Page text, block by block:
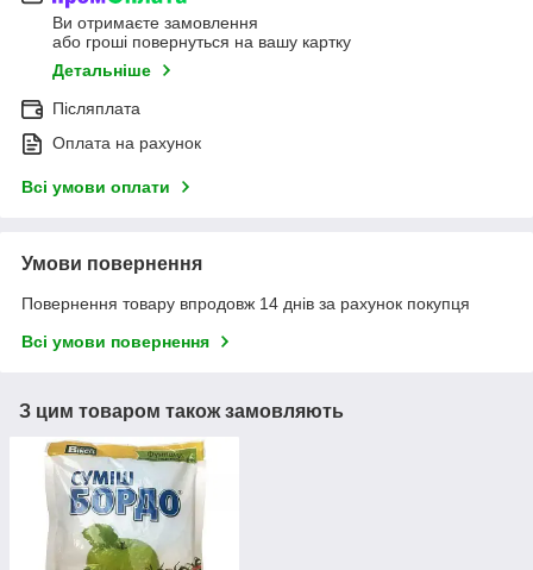
Ви отримаєте замовлення
або гроші повернуться на вашу картку
Детальніше
Післяплата
Оплата на рахунок
Всі умови оплати
Умови повернення
Повернення товару впродовж 14 днів за рахунок покупця
Всі умови повернення
З цим товаром також замовляють